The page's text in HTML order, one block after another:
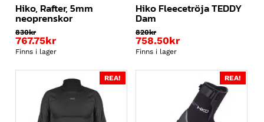
Hiko, Rafter, 5mm
neoprenskor
830kr
767.75kr
Finns i lager
Hiko Fleecetröja TEDDY
Dam
820kr
758.50kr
Finns i lager
REA! REA!